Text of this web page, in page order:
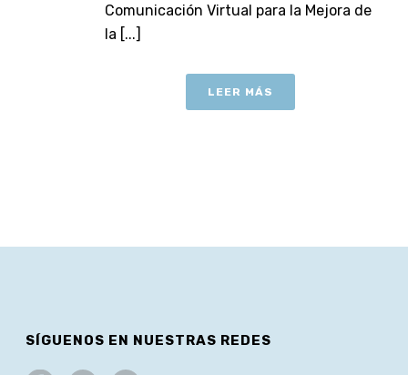
Comunicación Virtual para la Mejora de
la [...]
LEER MÁS
SÍGUENOS EN NUESTRAS REDES